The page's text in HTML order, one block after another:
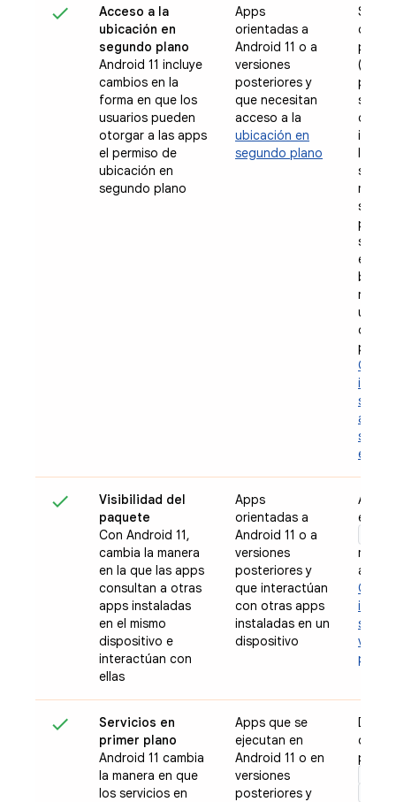
Acceso a la
ubicación en
segundo plano
Android 11 incluye
cambios en la
forma en que los
usuarios pueden
otorgar a las apps
el permiso de
ubicación en
segundo plano
Apps
orientadas a
Android 11 o a
versiones
posteriores y
que necesitan
acceso a la
ubicación en
segundo plano
de
de
sea
sobre
a la
en
Visibilidad del
paquete
Con Android 11,
cambia la manera
en la que las apps
consultan a otras
apps instaladas
en el mismo
dispositivo e
interactúan con
ellas
Apps
orientadas a
Android 11 o a
versiones
posteriores y
que interactúan
con otras apps
instaladas en un
dispositivo
app
sobre
Servicios en
primer plano
Android 11 cambia
la manera en que
los servicios en
Apps que se
ejecutan en
Android 11 o en
versiones
posteriores y
de